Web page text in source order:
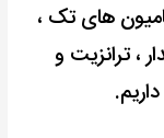
های تک ،
، ترانزیت و